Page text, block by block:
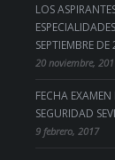
LOS
SEPTIEMBRE
20 noviembre,
FECHA
SEGURIDAD
9 febrero, 2017